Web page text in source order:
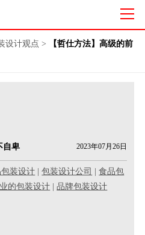
设计观点 >
【哲仕方法】高级的前
自卑 2023年07月26日
装设计 |包装设计公司 |食品包
的包装设计 |品牌包装设计